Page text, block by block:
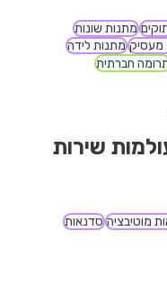
מתנות שונות
מעסיק מתנות לידה
חברתית
מוטיבציה סדנאות